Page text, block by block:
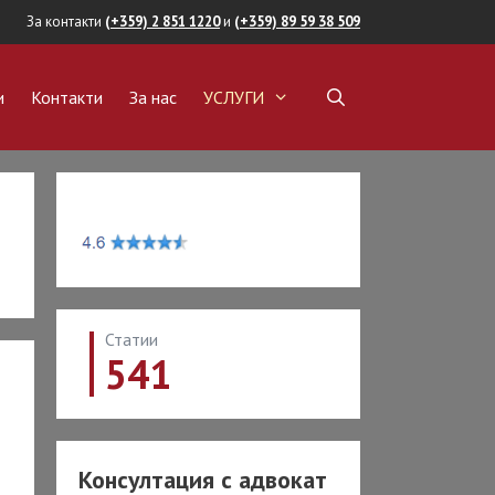
За контакти (+359) 2 851 1220и (+359) 89 59 38 509
Контакти За нас УСЛУГИ
ИМОТИ
на имот
собственост
Статии
541
Консултация с адвокат